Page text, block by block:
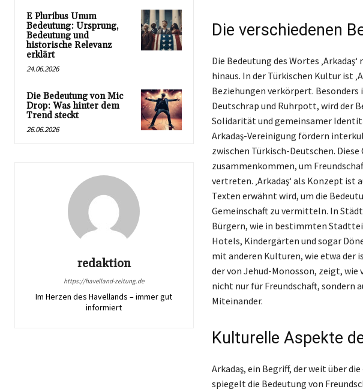
E Pluribus Unum
Bedeutung: Ursprung,
Bedeutung und
historische Relevanz
erklärt
24.06.2026
Die Bedeutung von Mic
Drop: Was hinter dem
Trend steckt
26.06.2026
redaktion
https://havelland-zeitung.de
Im Herzen des Havellands – immer gut
informiert
Die verschiedenen
Die Bedeutung des Wortes
hinaus. In der Türkischen Kultur ist
Beziehungen verkörpert.
Deutschrap und Ruhrpott, wird der
Solidarität und gemeinsamer
Arkadaş-Vereinigung fördern
zwischen Türkisch-Deutschen.
zusammenkommen, um
vertreten. ‚Arkadaş‘ als Konzept ist
Texten erwähnt wird, um die
Gemeinschaft zu vermitteln. In
Bürgern, wie in bestimmten
Hotels, Kindergärten und sogar
mit anderen Kulturen, wie etwa der
der von Jehud-Monosson, zeigt,
nicht nur für Freundschaft, sondern
Miteinander.
Kulturelle Aspekte
Arkadaş, ein Begriff, der weit über
spiegelt die Bedeutung von